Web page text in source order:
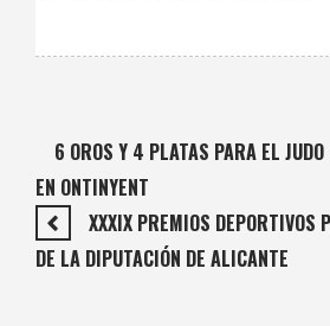
6 OROS Y 4 PLATAS PARA EL
EN ONTINYENT
XXXIX PREMIOS DEPORTIVOS
DE LA DIPUTACIÓN DE ALICANTE